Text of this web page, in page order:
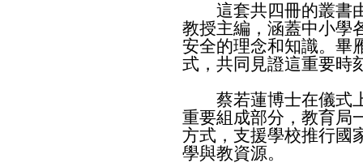
這套共四冊的叢書由
教授主編，涵蓋中小學
安全的理念和知識。畢
式，共同見證這重要時
蔡若蓮博士在儀式上
重要組成部分，教育
方式，支援學校推行國
學與教資源。